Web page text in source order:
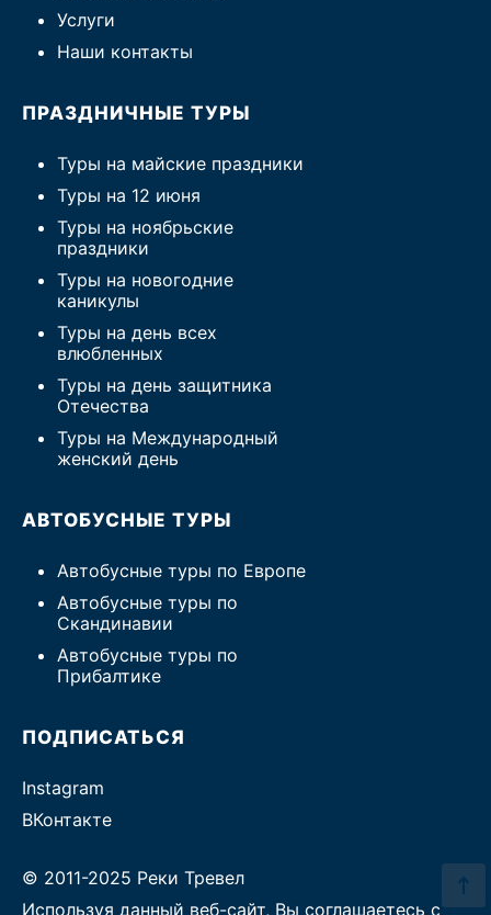
Услуги
Наши контакты
ПРАЗДНИЧНЫЕ ТУРЫ
Туры на майские праздники
Туры на 12 июня
Туры на ноябрьские
праздники
Туры на новогодние
каникулы
Туры на день всех
влюбленных
Туры на день защитника
Отечества
Туры на Международный
женский день
АВТОБУСНЫЕ ТУРЫ
Автобусные туры по Европе
Автобусные туры по
Скандинавии
Автобусные туры по
Прибалтике
ПОДПИСАТЬСЯ
Instagram
ВКонтакте
© 2011-2025 Реки Тревел
Используя данный веб-сайт, Вы соглашаетесь с